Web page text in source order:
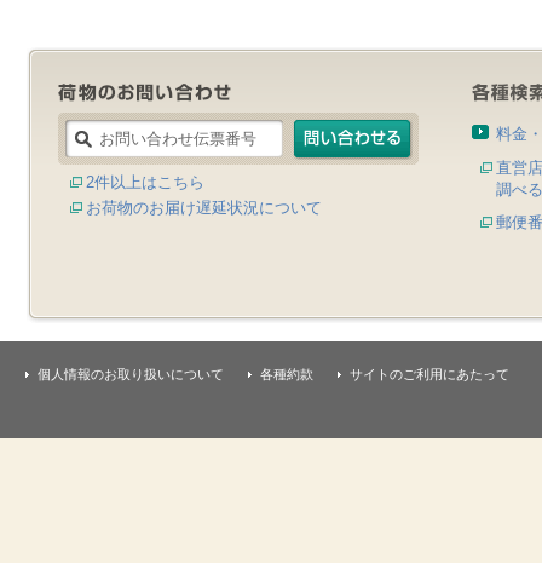
2件以上はこちら
お荷物のお届け遅延状況について
料金
直営
調べる
郵便
個人情報のお取り扱いについて 各種約款 サイトのご利用にあたって